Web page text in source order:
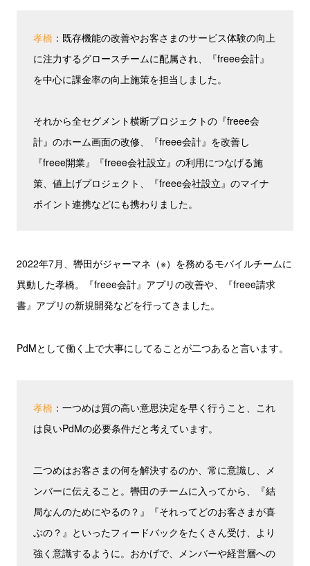
孝橋 ：既存機能の改善やお客さまのサービス体験の向上
に注力するグロースチームに配属され、『freee会計』
を中心に課金率の向上施策を担当しました。
それから全セグメント横断プロジェクトの『freee会
計』のホーム画面の改修、『freee会計』を改善し
『freee開業』『freee会社設立』の利用につなげる施
策、値上げプロジェクト、『freee会社設立』のマイナ
ポイント連携などにも携わりました。
2022年7月、轡田がジャーマネ（※）を務めるモバイルチームに
異動した孝橋。『freee会計』アプリの改善や、『freee請求
書』アプリの新規開発などを行ってきました。
PdMとして働く上で大事にしてることが二つあると言います。
孝橋 ：一つめは質の高い意思決定を早く行うこと、これ
は良いPdMの必要条件だと考えています。
二つめはお客さまの何を解決するのか、常に意識し、メ
ンバーに伝えること。轡田のチームに入ってから、『結
局なんのためにやるの？』『それってどのお客さまが喜
ぶの？』といったフィードバックをたくさん受け、より
強く意識するように。おかげで、メンバーや経営層への